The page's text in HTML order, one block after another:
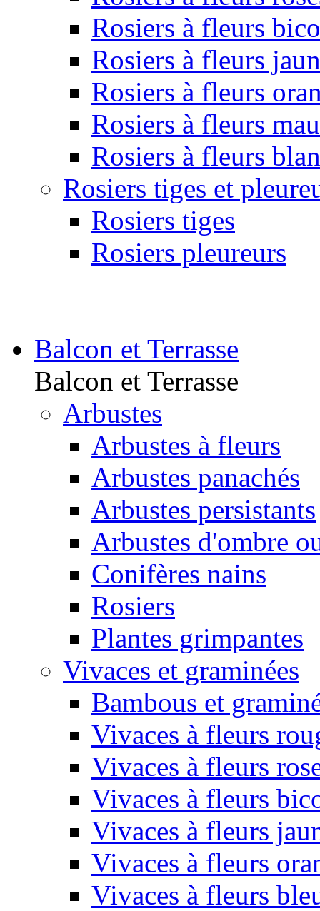
Rosiers à fleurs
Rosiers à fleurs
Rosiers à fleurs
Rosiers à fleurs
Rosiers à fleurs
Rosiers tiges et
Rosiers tiges
Rosiers pleureurs
Balcon et Terrasse
Balcon et Terrasse
Arbustes
Arbustes à fleurs
Arbustes panachés
Arbustes persistants
Arbustes d'ombre
Conifères nains
Rosiers
Plantes grimpantes
Vivaces et graminées
Bambous et
Vivaces à fleurs
Vivaces à fleurs
Vivaces à fleurs
Vivaces à fleurs
Vivaces à fleurs
Vivaces à fleurs